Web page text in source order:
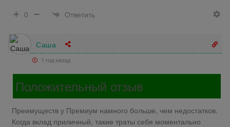
0
Ответить
Саша
1 год назад
Положительный отзыв
Преимуществ у Премиум намного больше, чем недостатков.
Когда вклад приличный, такие траты себя моментально